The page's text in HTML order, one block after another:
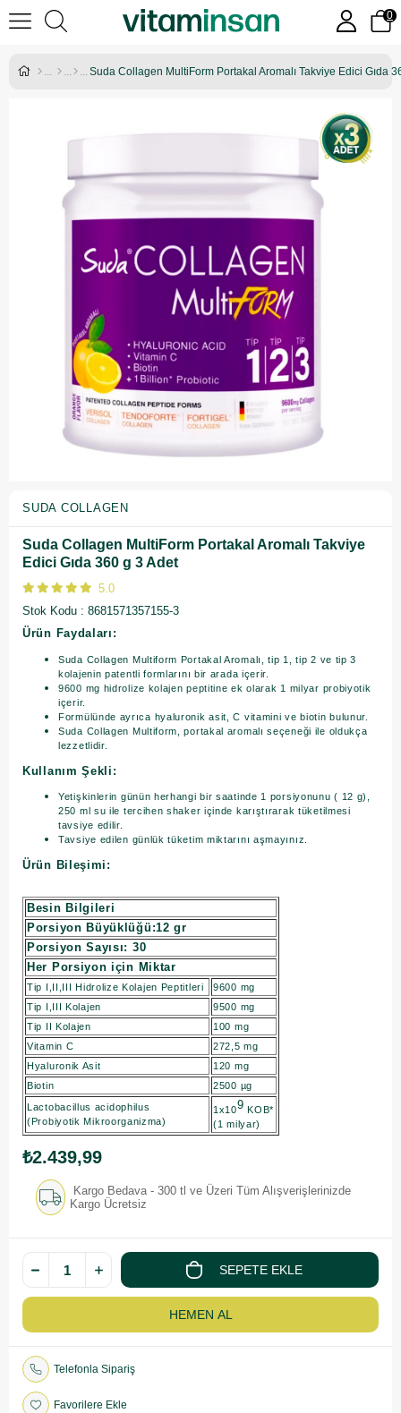
0
Suda Collagen MultiForm Portakal Aromalı Takviye Edici Gıda
SUDA COLLAGEN
Suda Collagen MultiForm Portakal Aromalı Takviye
Edici Gıda 360 g 3 Adet
5.0
Stok Kodu
8681571357155-3
Ürün Faydaları:
Suda Collagen Multiform Portakal Aromalı, tip 1, tip 2 ve tip 3
kolajenin patentli formlarını bir arada içerir.
9600 mg hidrolize kolajen peptitine ek olarak 1 milyar probiyotik
içerir.
Formülünde ayrıca hyaluronik asit, C vitamini ve biotin bulunur.
Suda Collagen Multiform, portakal aromalı seçeneği ile oldukça
lezzetlidir.
Kullanım Şekli:
Yetişkinlerin günün herhangi bir saatinde 1 porsiyonunu ( 12 g),
250 ml su ile tercihen shaker içinde karıştırarak tüketilmesi
tavsiye edilir.
Tavsiye edilen günlük tüketim miktarını aşmayınız.
Ürün Bileşimi:
Besin Bilgileri
Porsiyon Büyüklüğü:12 gr
Porsiyon Sayısı: 30
Her Porsiyon için Miktar
Tip I,II,III Hidrolize Kolajen Peptitleri
9600 mg
Tip I,III Kolajen
9500 mg
Tip II Kolajen
100 mg
Vitamin C
272,5 mg
Hyaluronik Asit
120 mg
Biotin
2500 µg
Lactobacillus acidophilus
(Probiyotik Mikroorganizma)
1x109 KOB*
(1 milyar)
₺2.439,99
Kargo Bedava - 300 tl ve Üzeri Tüm Alışverişlerinizde
Kargo Ücretsiz
Telefonla Sipariş
Favorilere Ekle